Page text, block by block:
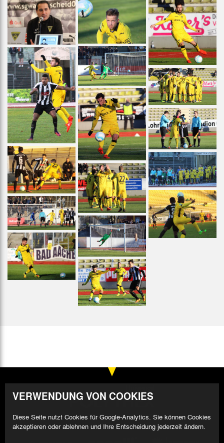
VERWENDUNG VON COOKIES
Diese Seite nutzt Cookies für Google-Analytics. Sie können Cookies
akzeptieren oder ablehnen und Ihre Entscheidung jederzeit ändern.